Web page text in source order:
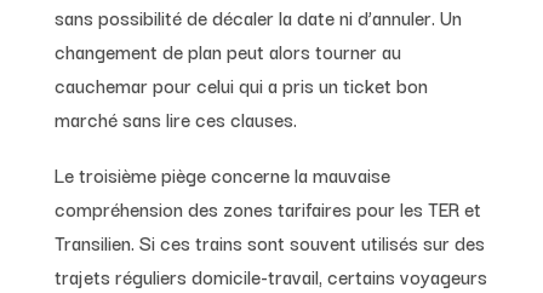
sans possibilité de décaler la date ni d’annuler. Un
changement de plan peut alors tourner au
cauchemar pour celui qui a pris un ticket bon
marché sans lire ces clauses.
Le troisième piège concerne la mauvaise
compréhension des zones tarifaires pour les TER et
Transilien. Si ces trains sont souvent utilisés sur des
trajets réguliers domicile-travail, certains voyageurs